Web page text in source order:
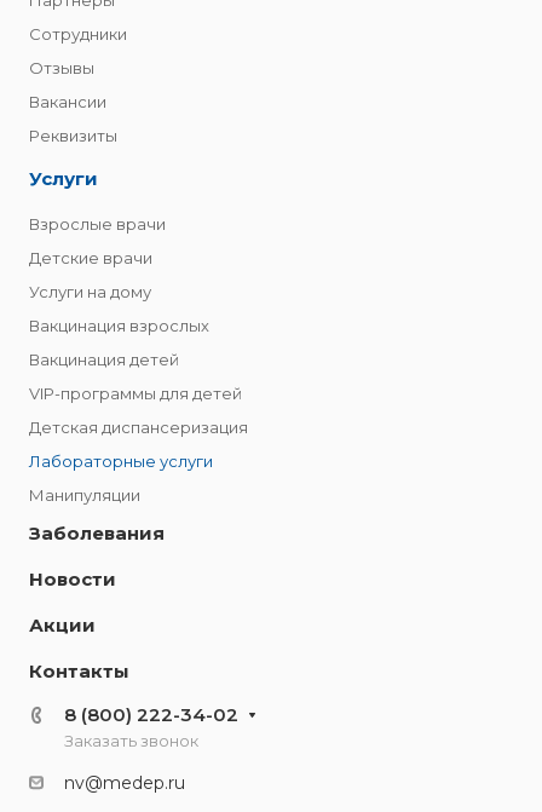
Сотрудники
Отзывы
Вакансии
Реквизиты
Услуги
Взрослые врачи
Детские врачи
Услуги на дому
Вакцинация взрослых
Вакцинация детей
VIP-программы для детей
Детская диспансеризация
Лабораторные услуги
Манипуляции
Заболевания
Новости
Акции
Контакты
8 (800) 222-34-02
Заказать звонок
nv@medep.ru